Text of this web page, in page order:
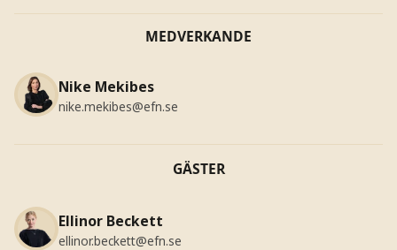
MEDVERKANDE
Nike Mekibes
nike.mekibes@efn.se
GÄSTER
Ellinor Beckett
ellinor.beckett@efn.se